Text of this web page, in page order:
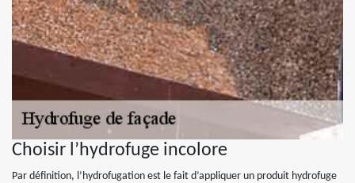
Choisir l’hydrofuge incolore
Par définition, l’hydrofugation est le fait d’appliquer un produit hydrofuge